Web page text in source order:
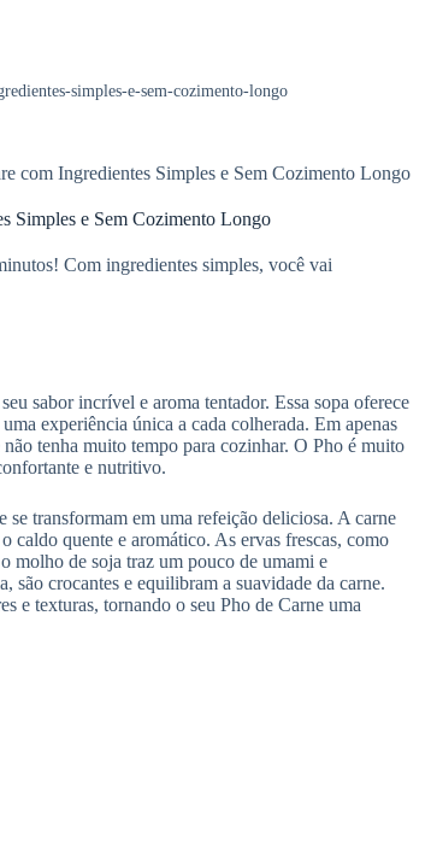
simples-e-sem-cozimento-longo
com Ingredientes Simples e Sem Cozimento Longo
Simples e Sem Cozimento Longo
Com ingredientes simples, você vai
sabor incrível e aroma tentador. Essa sopa oferece
experiência única a cada colherada. Em apenas
tenha muito tempo para cozinhar. O Pho é muito
e nutritivo.
transformam em uma refeição deliciosa. A carne
caldo quente e aromático. As ervas frescas, como
molho de soja traz um pouco de umami e
são crocantes e equilibram a suavidade da carne.
e texturas, tornando o seu Pho de Carne uma